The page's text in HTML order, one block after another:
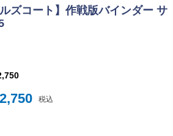
ズコート】作戦版バインダー サ
2,750 税込